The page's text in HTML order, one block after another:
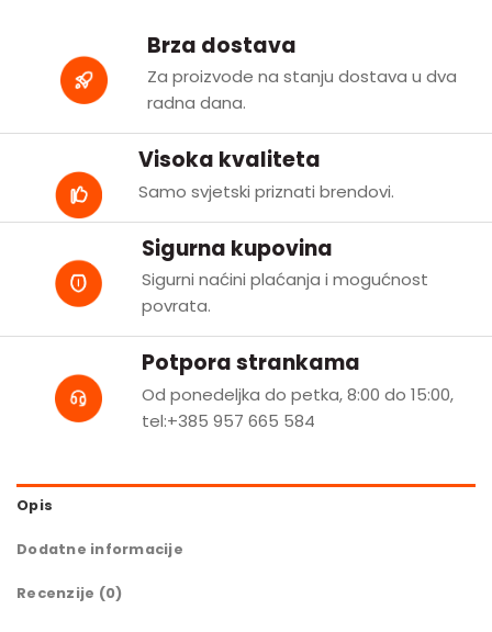
Brza dostava
Za proizvode na stanju dostava u dva
radna dana.
Visoka kvaliteta
Samo svjetski priznati brendovi.
Sigurna kupovina
Sigurni naćini plaćanja i mogućnost
povrata.
Potpora strankama
Od ponedeljka do petka, 8:00 do 15:00,
tel:+385 957 665 584
Opis
Dodatne informacije
Recenzije (0)